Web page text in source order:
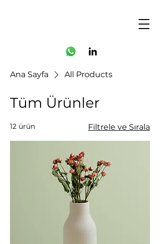
Ana Sayfa All Products
Tüm Ürünler
12 ürün Filtrele ve Sırala